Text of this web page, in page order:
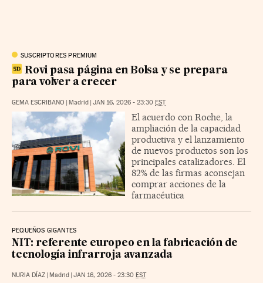
SUSCRIPTORES PREMIUM
Rovi pasa página en Bolsa y se prepara
para volver a crecer
GEMA ESCRIBANO | Madrid | JAN 16, 2026 - 23:30 EST
El acuerdo con Roche, la
ampliación de la capacidad
productiva y el lanzamiento
de nuevos productos son los
principales catalizadores. El
82% de las firmas aconsejan
comprar acciones de la
farmacéutica
PEQUEÑOS GIGANTES
NIT: referente europeo en la fabricación de
tecnología infrarroja avanzada
NURIA DÍAZ | Madrid | JAN 16, 2026 - 23:30 EST